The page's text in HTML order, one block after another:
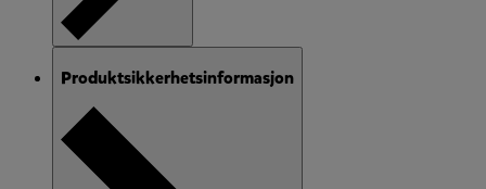
Produktsikkerhetsinformasjon